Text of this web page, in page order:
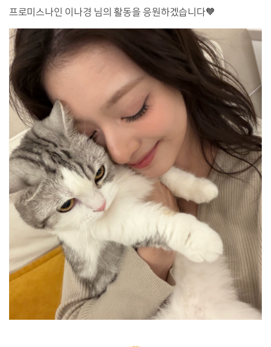
프로미스나인 이나경 님의 활동을 응원하겠습니다🧡